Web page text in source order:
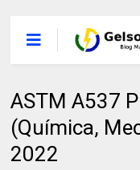
ASTM A537
(Química,
2022